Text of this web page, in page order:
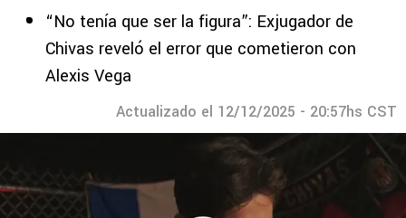
“No tenía que ser la figura”: Exjugador de
Chivas reveló el error que cometieron con
Alexis Vega
Actualizado el 12/12/2025 - 20:57hs CST